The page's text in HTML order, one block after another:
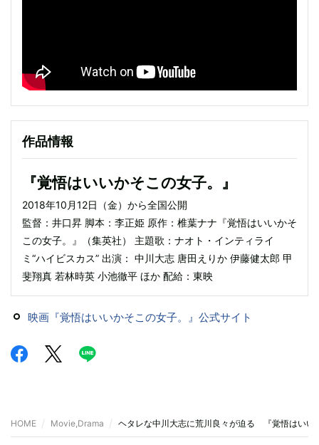
作品情報
『覚悟はいいかそこの女子。』
2018年10月12日（金）から全国公開
監督：井口昇 脚本：李正姫 原作：椎葉ナナ『覚悟はいいかそ
この女子。』（集英社） 主題歌：ナオト・インティライ
ミ“ハイビスカス” 出演： 中川大志 唐田えりか 伊藤健太郎 甲
斐翔真 若林時英 小池徹平 ほか 配給：東映
映画『覚悟はいいかそこの女子。』公式サイト
HOME Movie,Drama ヘタレな中川大志に荒川良々が迫る 『覚悟はいい